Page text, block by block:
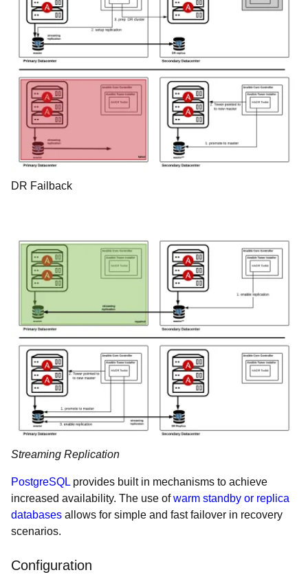
DR Failback
Streaming Replication
PostgreSQLprovides built in mechanisms to achieve
increased availability. The use ofwarm standby or replica
databases allows for simple and fast failover in recovery
scenarios.
Configuration